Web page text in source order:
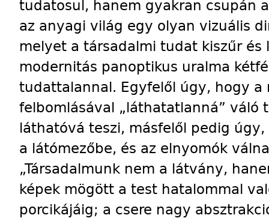
tudatosul, hanem gyakran csupán
az anyagi világ egy olyan vizuális
melyet a társadalmi tudat kiszűr
modernitás panoptikus uralma
tudattalannal. Egyfelől úgy, hogy a
felbomlásával „láthatatlanná” váló
láthatóvá teszi, másfelől pedig
a látómezőbe, és az elnyomók
„Társadalmunk nem a látvány,
képek mögött a test hatalommal
porcikájáig; a csere nagy